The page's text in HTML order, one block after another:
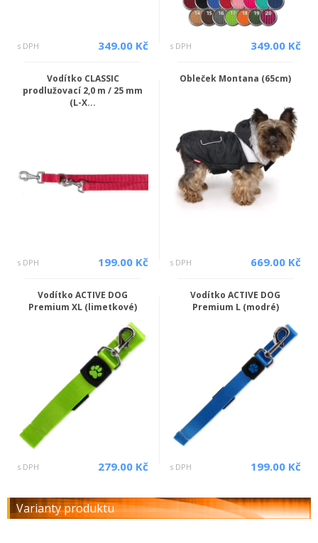
s DPH 349.00 Kč s DPH 349.00 Kč
Vodítko CLASSIC
prodlužovací 2,0 m / 25 mm
(L-X...
s DPH 199.00 Kč
Obleček Montana (65cm)
s DPH 669.00 Kč
Vodítko ACTIVE DOG
Premium XL (limetkové)
s DPH 279.00 Kč
Vodítko ACTIVE DOG
Premium L (modré)
s DPH 199.00 Kč
Varianty produktu